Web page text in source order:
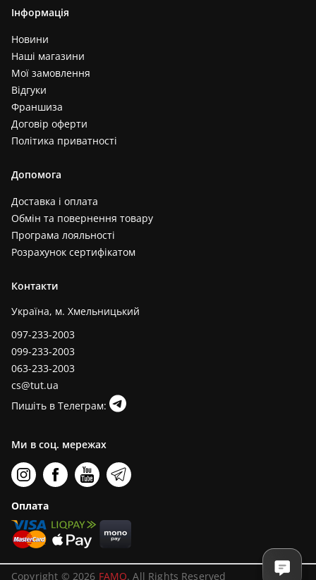
Інформація
Новини
Наші магазини
Мої замовлення
Відгуки
Франшиза
Договір оферти
Політика приватності
Допомога
Доставка і оплата
Обмін та повернення товару
Програма лояльності
Розрахунок сертифікатом
Контакти
Україна, м. Хмельницький
097-233-2003
099-233-2003
063-233-2003
cs@tut.ua
Пишіть в Телеграм:
Ми в соц. мережах
Оплата
Copyright © 2026 FAMO. All Rights Reserved